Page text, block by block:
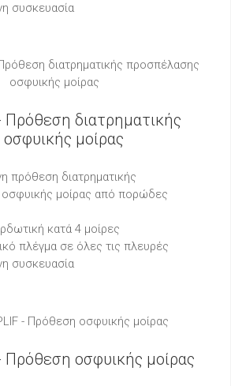
συσκευασία
Πρόθεση διατρηματικής
μοίρας
πρόθεση διατρηματικής
μοίρας από πορώδες
κατά 4 μοίρες
πλέγμα σε όλες τις πλευρές
συσκευασία
Πρόθεση οσφυικής μοίρας